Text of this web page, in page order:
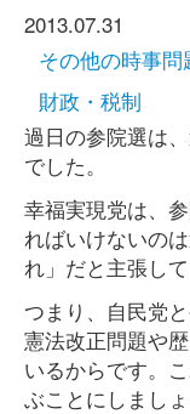
2013.07.31
その他の時事問
財政・税制
過日の参院選は
でした。
幸福実現党は、
ればいけないの
れ」だと主張して
つまり、自民党
憲法改正問題や
いるからです。
ぶことにしましょ